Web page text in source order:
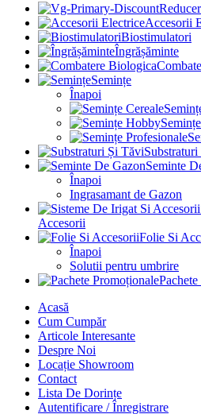
Accesorii
Biostimulatori
Îngrășăminte
Semințe
Înapoi
Seminte
Înapoi
Ingrasamant de Gazon
Accesorii
Folie Si
Înapoi
Solutii pentru umbrire
Acasă
Cum Cumpăr
Articole Interesante
Despre Noi
Locație Showroom
Contact
Lista De Dorințe
Autentificare / Înregistrare